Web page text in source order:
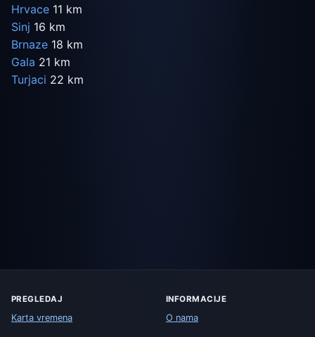
Hrvace 11 km
Sinj 16 km
Brnaze 18 km
Gala 21 km
Turjaci 22 km
PREGLEDAJ
Karta vremena
INFORMACIJE
O nama